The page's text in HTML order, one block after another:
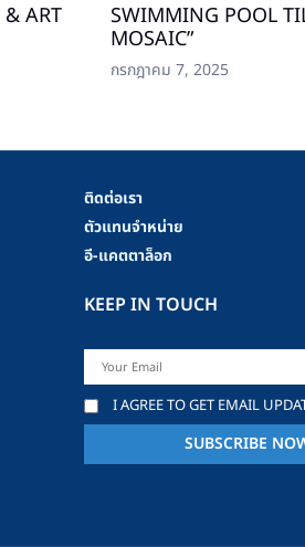
ART
SWIMMING POOL
MOSAIC”
กรกฎาคม 7, 2025
ติดต่อเรา
ตัวแทนจำหน่าย
อี-แคตตาล็อก
KEEP IN TOUCH
I AGREE TO GET EMAIL